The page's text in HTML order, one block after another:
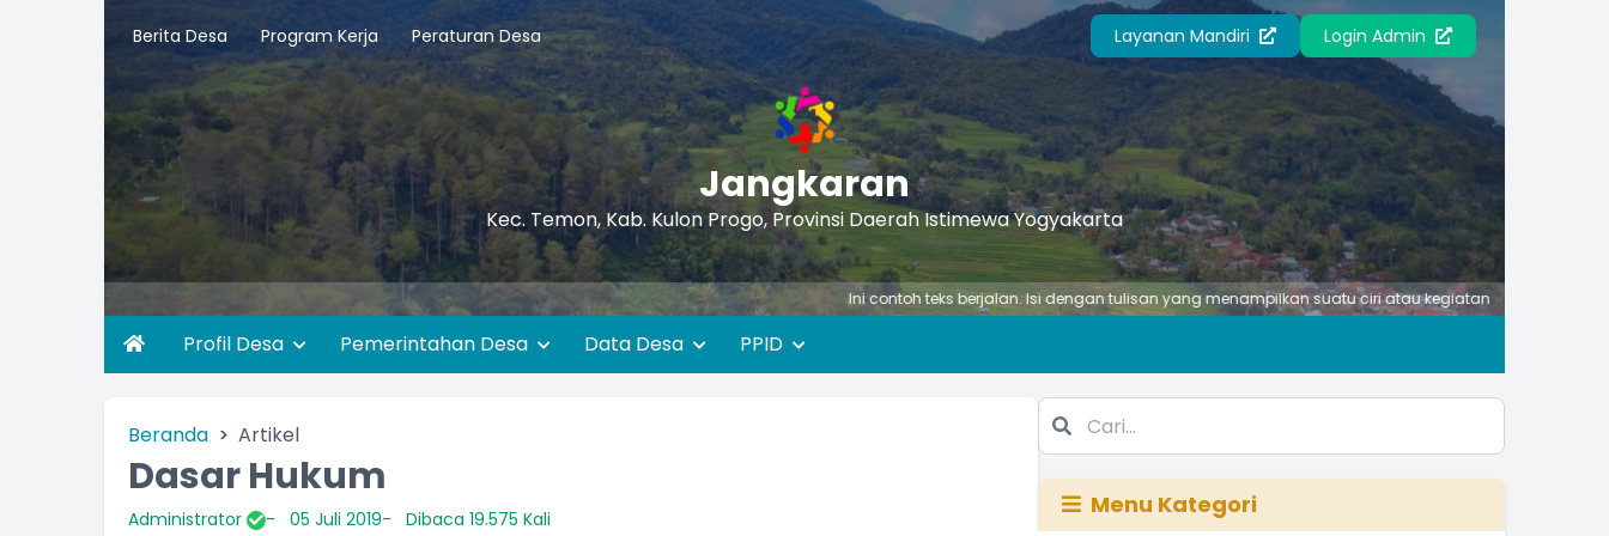
Berita Desa Program Kerja Peraturan Desa Layanan Mandiri Login Admin
Jangkaran
Kec. Temon, Kab. Kulon Progo, Provinsi Daerah Istimewa Yogyakarta
Ini contoh teks berjalan. Isi dengan tulisan yang menampilkan suatu ciri atau kegiatan penting di desa anda.
Profil Desa Pemerintahan Desa Data Desa PPID
Beranda Artikel
Dasar Hukum
Administrator 05 Juli 2019 Dibaca 19.575 Kali Menu Kategori